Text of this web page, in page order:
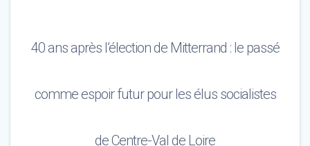
40 ans après l’élection de Mitterrand : le passé
comme espoir futur pour les élus socialistes
de Centre-Val de Loire